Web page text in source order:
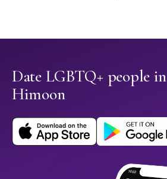
Date LGBTQ+ people
Himoon